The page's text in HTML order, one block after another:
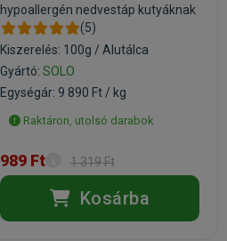
hypoallergén nedvestáp kutyáknak
(5)
Kiszerelés: 100g / Alutálca
Gyártó: SOLO
Egységár: 9 890 Ft / kg
Raktáron, utolsó darabok
989 Ft 1 319 Ft
Kosárba